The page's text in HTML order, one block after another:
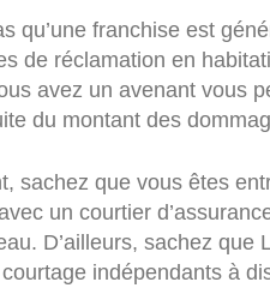
qu’une franchise est
de réclamation en
avez un avenant vous
du montant des
sachez que vous êtes
un courtier
D’ailleurs, sachez que
indépendants à